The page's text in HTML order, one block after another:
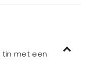
met een